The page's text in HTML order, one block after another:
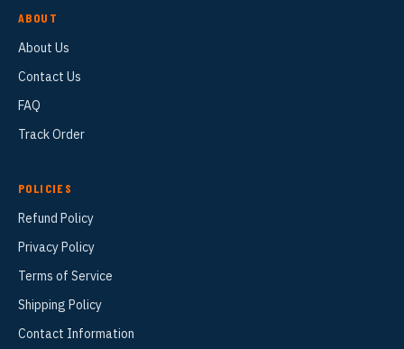
ABOUT
About Us
Contact Us
FAQ
Track Order
POLICIES
Refund Policy
Privacy Policy
Terms of Service
Shipping Policy
Contact Information